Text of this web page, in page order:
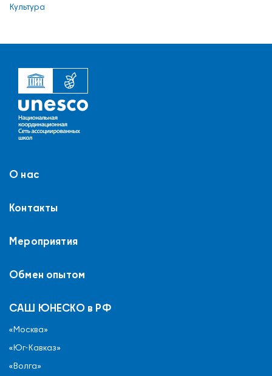
Культура
О нас
Контакты
Мероприятия
Обмен опытом
САШ ЮНЕСКО в РФ
«Москва»
«Юг-Кавказ»
«Волга»